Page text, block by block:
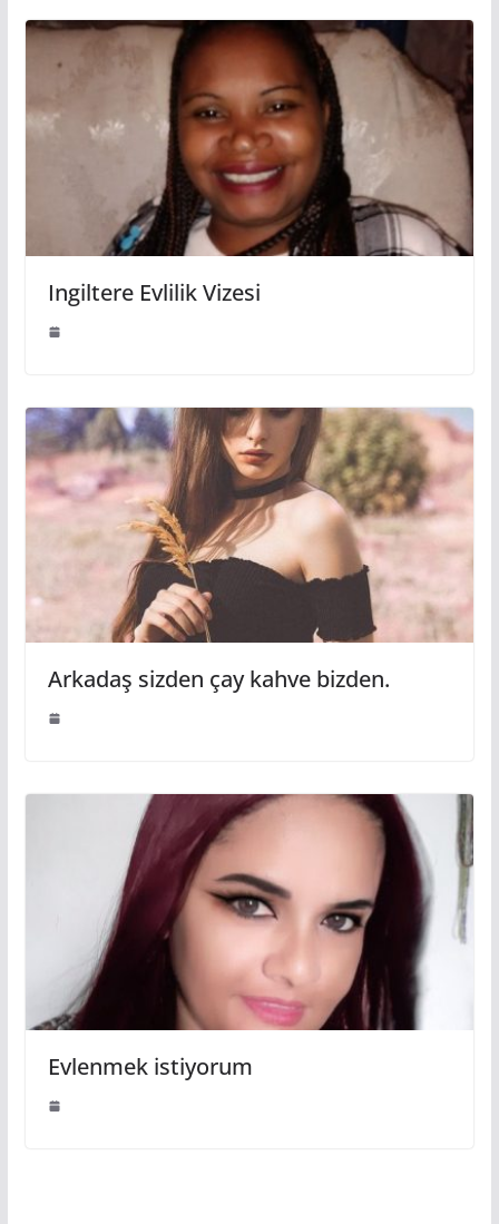
Ingiltere Evlilik Vizesi
Arkadaş sizden çay kahve bizden.
Evlenmek istiyorum